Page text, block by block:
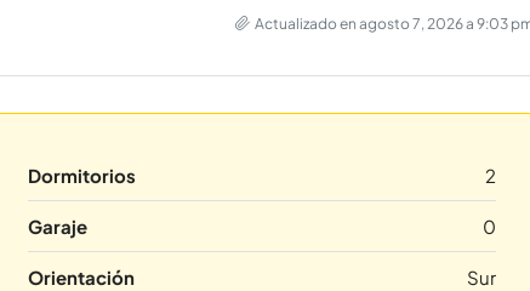
Actualizado en agosto 7, 2026 a 9:03
Dormitorios 2
Garaje 0
Orientación Sur